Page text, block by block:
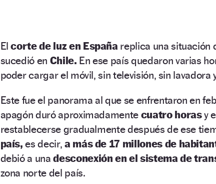
Elcorte de luz en España replica una situación
sucedió en Chile. En ese país quedaron varias
poder cargar el móvil, sin televisión, sin lavadora
Este fue el panorama al que se enfrentaron en
apagón duró aproximadamente cuatro horasy
restablecerse gradualmente después de ese
país,es decir, a más de 17 millones de
debió a una desconexión en el sistema de
zona norte del país.